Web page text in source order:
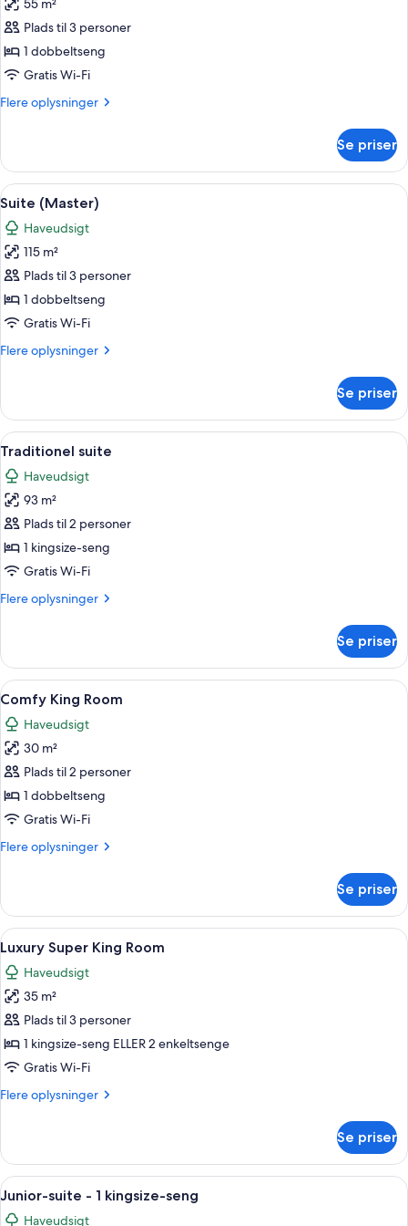
af
Suite
(Spa)
55 m²
Plads til 3 personer
1 dobbeltseng
Gratis Wi-Fi
Flere oplysninger
Flere
(Spa)
Se priser
Indlæs
alle
billeder
af
Suite
(Master)
En stue med et stort vægmaleri af
5
Suite (Master)
Haveudsigt
115 m²
Plads til 3 personer
1 dobbeltseng
Gratis Wi-Fi
Flere oplysninger
Flere
(Master)
Se priser
Indlæs
alle
billeder
af
Traditionel
suite
Et pænt og ryddeligt soveværelse
5
Traditionel suite
Haveudsigt
93 m²
Plads til 2 personer
1 kingsize-seng
Gratis Wi-Fi
Flere oplysninger
Flere
suite
Se priser
Indlæs
alle
billeder
af
Comfy
King
Room
Et hotelværelse med seng,
10
Comfy King Room
Haveudsigt
30 m²
Plads til 2 personer
1 dobbeltseng
Gratis Wi-Fi
Flere oplysninger
Flere
King
Room
Se priser
Indlæs
alle
billeder
af
Luxury
Super
King
Et hotelværelse med en stor seng,
6
Luxury Super King Room
Haveudsigt
35 m²
Plads til 3 personer
1 kingsize-seng ELLER 2 enkeltsenge
Gratis Wi-Fi
Flere oplysninger
Flere
Super
King
Room
Se priser
Indlæs
alle
En pænt redt seng med gråt
10
Junior-suite - 1 kingsize-seng
Haveudsigt